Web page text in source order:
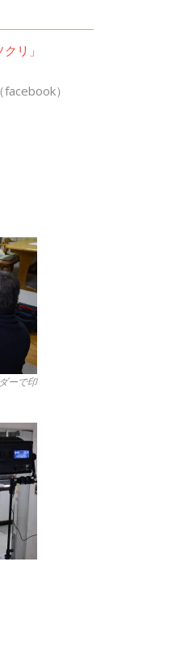
リ」
（facebook）
ーで印